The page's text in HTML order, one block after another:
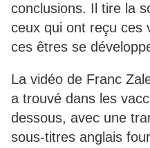
conclusions. Il tire la
ceux qui ont reçu ces
ces êtres se
La vidéo de Franc
a trouvé dans les
dessous, avec une
sous-titres anglais